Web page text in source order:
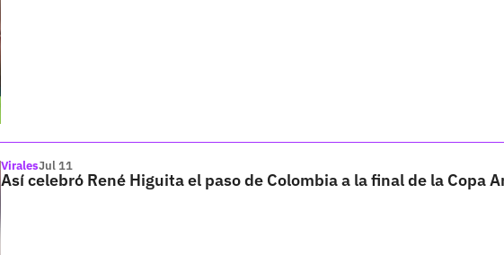
ViralesJul 11
Así celebró René Higuita el paso de Colombia a la final de la Copa